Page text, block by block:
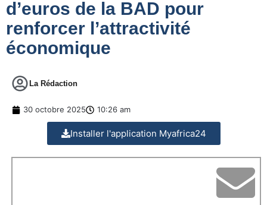
d’euros de la BAD pour
renforcer l’attractivité
économique
La Rédaction
30 octobre 2025 10:26 am
Installer l'application Myafrica24